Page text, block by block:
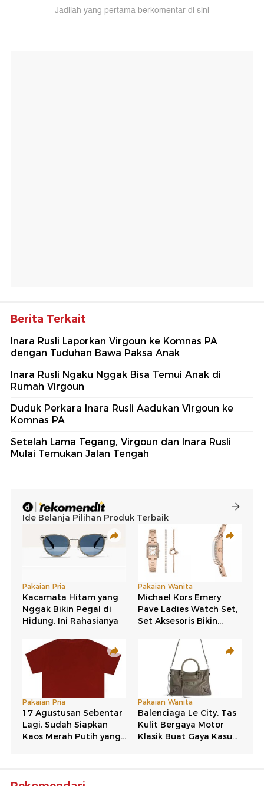
Jadilah yang pertama berkomentar di sini
Berita Terkait
Inara Rusli Laporkan Virgoun ke Komnas PA
dengan Tuduhan Bawa Paksa Anak
Inara Rusli Ngaku Nggak Bisa Temui Anak di
Rumah Virgoun
Duduk Perkara Inara Rusli Aadukan Virgoun ke
Komnas PA
Setelah Lama Tegang, Virgoun dan Inara Rusli
Mulai Temukan Jalan Tengah